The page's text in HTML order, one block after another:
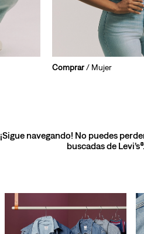
Comprar/ Mujer
¡Sigue navegando! No puedes
buscadas de